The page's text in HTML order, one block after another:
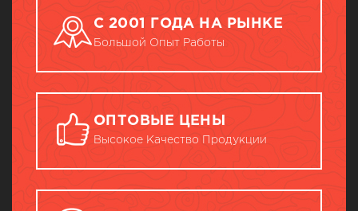
С 2001 ГОДА НА РЫНКЕ
Большой Опыт Работы
ОПТОВЫЕ ЦЕНЫ
Высокое Качество Продукции